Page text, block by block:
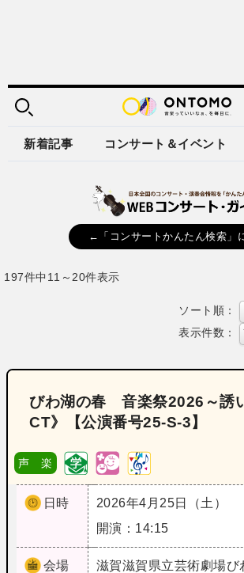
新着記事 コンサート＆イベント
←「コンサートかんたん検索」
197件中11～20件表示
ソート順：
表示件数：
びわ湖の春 音楽祭2026～誘
CT》【公演番号25‐S‐3】
声 楽
日時
2026年4月25日（土）
開演：14:15
会場 滋賀滋賀県立芸術劇場び